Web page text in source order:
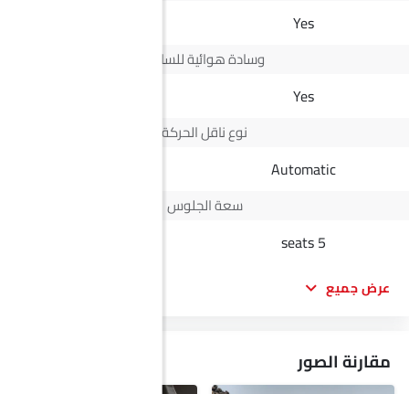
Yes
وسادة هوائية للسائق
Yes
نوع ناقل الحركة
Automatic
سعة الجلوس
5 seats
عرض جميع
مقارنة الصور